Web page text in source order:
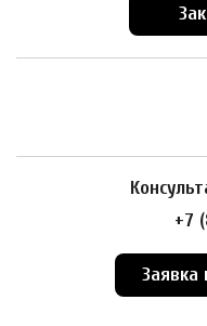
+7
Заявка